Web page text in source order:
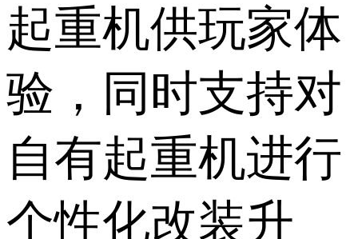
起重机供玩家体
验，同时支持对
自有起重机进行
个性化改装升